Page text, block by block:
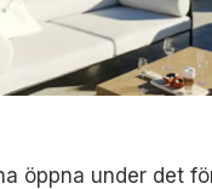
öppna under det